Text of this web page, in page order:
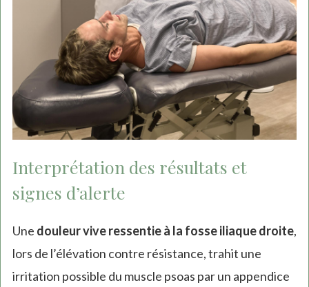
Interprétation des résultats et
signes d’alerte
Une douleur vive ressentie à la fosse iliaque droite,
lors de l’élévation contre résistance, trahit une
irritation possible du muscle psoas par un appendice